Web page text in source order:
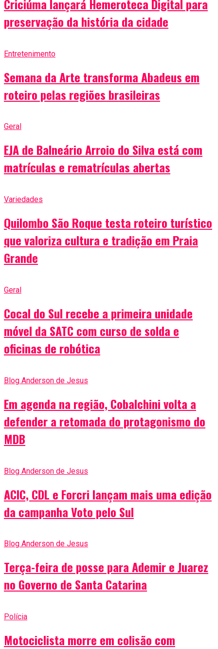
Criciúma lançará Hemeroteca Digital para
preservação da história da cidade
Entretenimento
Semana da Arte transforma Abadeus em
roteiro pelas regiões brasileiras
Geral
EJA de Balneário Arroio do Silva está com
matrículas e rematrículas abertas
Variedades
Quilombo São Roque testa roteiro turístico
que valoriza cultura e tradição em Praia
Grande
Geral
Cocal do Sul recebe a primeira unidade
móvel da SATC com curso de solda e
oficinas de robótica
Blog Anderson de Jesus
Em agenda na região, Cobalchini volta a
defender a retomada do protagonismo do
MDB
Blog Anderson de Jesus
ACIC, CDL e Forcri lançam mais uma edição
da campanha Voto pelo Sul
Blog Anderson de Jesus
Terça-feira de posse para Ademir e Juarez
no Governo de Santa Catarina
Polícia
Motociclista morre em colisão com